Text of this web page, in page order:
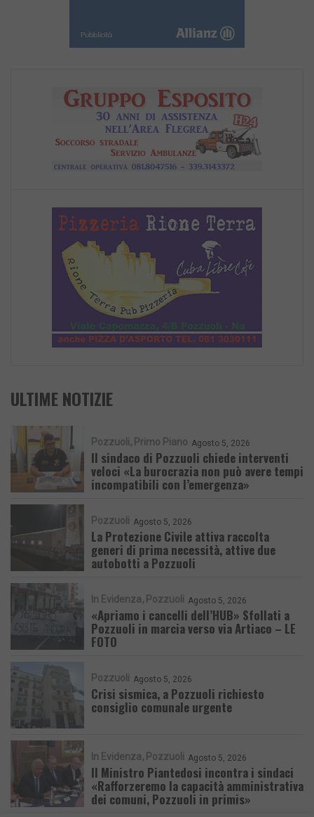
ULTIME NOTIZIE
Pozzuoli Primo Piano Agosto 5, 2026
Il sindaco di Pozzuoli chiede interventi
veloci «La burocrazia non può avere tempi
incompatibili con l’emergenza»
Pozzuoli Agosto 5, 2026
La Protezione Civile attiva raccolta
generi di prima necessità, attive due
autobotti a Pozzuoli
In Evidenza Pozzuoli Agosto 5, 2026
«Apriamo i cancelli dell’HUB» Sfollati a
Pozzuoli in marcia verso via Artiaco – LE
FOTO
Pozzuoli Agosto 5, 2026
Crisi sismica, a Pozzuoli richiesto
consiglio comunale urgente
In Evidenza Pozzuoli Agosto 5, 2026
Il Ministro Piantedosi incontra i sindaci
«Rafforzeremo la capacità amministrativa
dei comuni, Pozzuoli in primis»